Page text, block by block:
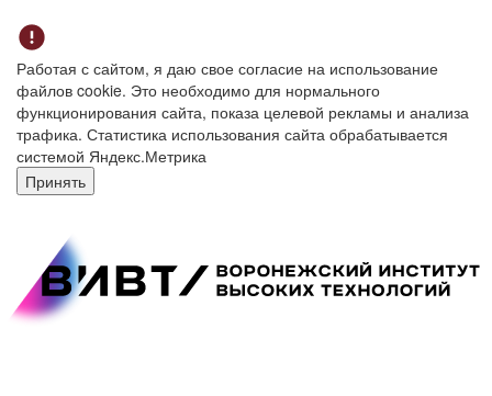
Работая с сайтом, я даю свое согласие на использование
файлов cookie. Это необходимо для нормального
функционирования сайта, показа целевой рекламы и анализа
трафика. Статистика использования сайта обрабатывается
системой Яндекс.Метрика
Принять